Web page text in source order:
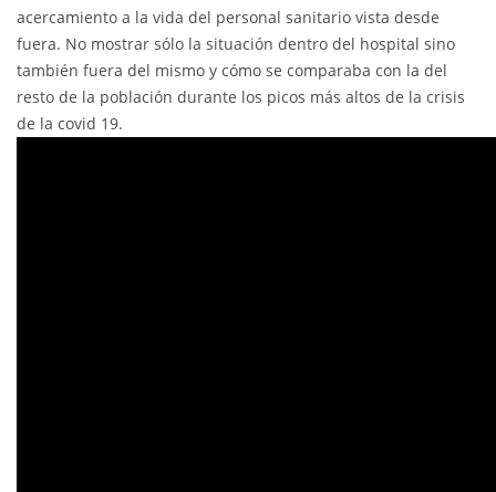
acercamiento a la vida del personal sanitario vista desde
fuera. No mostrar sólo la situación dentro del hospital sino
también fuera del mismo y cómo se comparaba con la del
resto de la población durante los picos más altos de la crisis
de la covid 19.